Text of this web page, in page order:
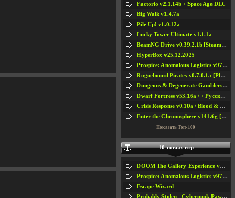
Factorio v2.1.14b + Space Age DLC
Big Walk v1.4.7a
Pile Up! v1.0.12a
Lucky Tower Ultimate v1.1.1a
BeamNG Drive v0.39.2.1b [Steam Early Access]
HyperBox v25.12.2025
Prospice: Anomalous Logistics v97 [Playtest]
Roguebound Pirates v0.7.0.1a [Playtest]
Dungeons & Degenerate Gamblers v2.0.2a
Dwarf Fortress v53.16a / + Русская Версия v50.12a
Crisis Response v0.10a / Blood & Bullet
Enter the Chronosphere v141.6g [Steam Early Access]
Показать Топ-100
10 новых игр
DOOM The Gallery Experience v1.4.2
Prospice: Anomalous Logistics v97 [Playtest]
Escape Wizard
Probably Stolen - Cyberpunk Pawnshop Simulator v048c [Playtest]